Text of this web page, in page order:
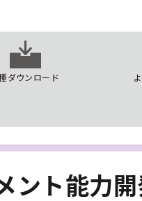
ダウンロード
ント能力開